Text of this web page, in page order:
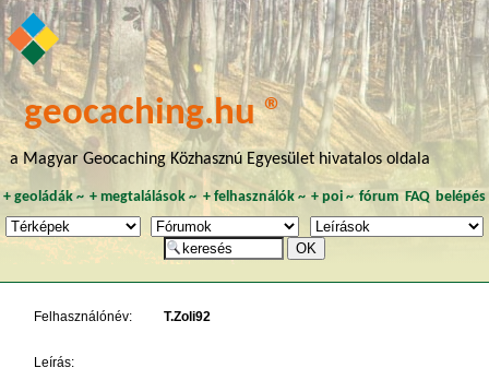
geocaching.hu ®
a Magyar Geocaching Közhasznú Egyesület hivatalos oldala
+ geoládák~ +megtalálások ~ + felhasználók~ + poi~ fórum FAQ belépés
Felhasználónév: T.Zoli92
Leírás: